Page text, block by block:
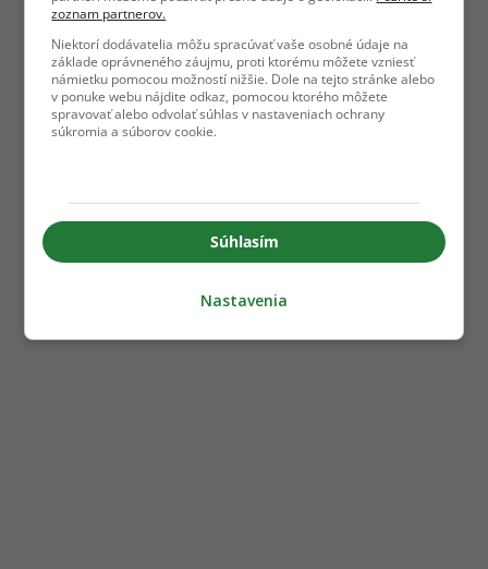
zoznam partnerov.
Niektorí dodávatelia môžu spracúvať vaše osobné údaje na
základe oprávneného záujmu, proti ktorému môžete vzniesť
námietku pomocou možností nižšie. Dole na tejto stránke alebo
v ponuke webu nájdite odkaz, pomocou ktorého môžete
spravovať alebo odvolať súhlas v nastaveniach ochrany
súkromia a súborov cookie.
Súhlasím
Nastavenia